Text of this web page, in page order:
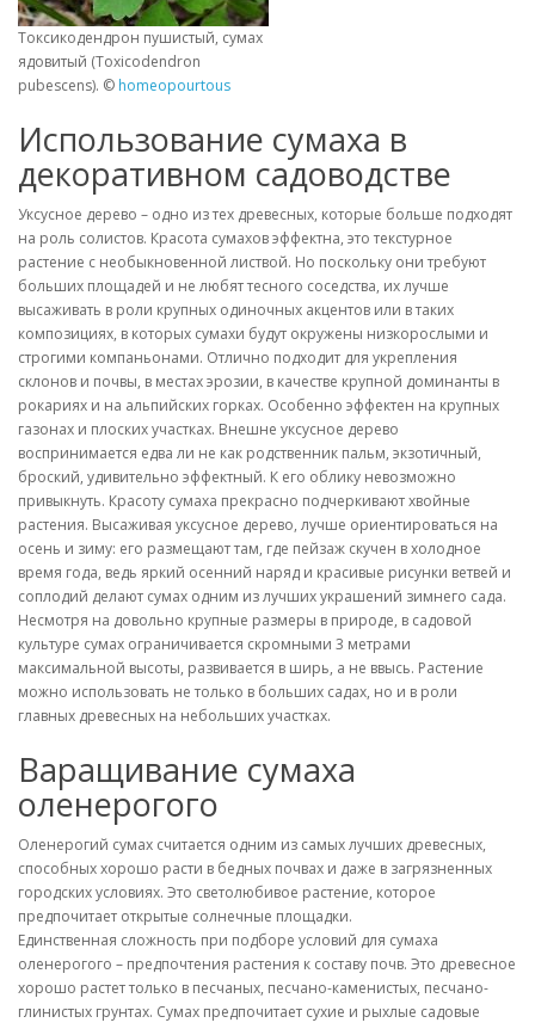
Токсикодендрон пушистый, сумах
ядовитый (Toxicodendron
pubescens). © homeopourtous
Использование сумаха в
декоративном садоводстве
Уксусное дерево – одно из тех древесных, которые больше подходят
на роль солистов. Красота сумахов эффектна, это текстурное
растение с необыкновенной листвой. Но поскольку они требуют
больших площадей и не любят тесного соседства, их лучше
высаживать в роли крупных одиночных акцентов или в таких
композициях, в которых сумахи будут окружены низкорослыми и
строгими компаньонами. Отлично подходит для укрепления
склонов и почвы, в местах эрозии, в качестве крупной доминанты в
рокариях и на альпийских горках. Особенно эффектен на крупных
газонах и плоских участках. Внешне уксусное дерево
воспринимается едва ли не как родственник пальм, экзотичный,
броский, удивительно эффектный. К его облику невозможно
привыкнуть. Красоту сумаха прекрасно подчеркивают хвойные
растения. Высаживая уксусное дерево, лучше ориентироваться на
осень и зиму: его размещают там, где пейзаж скучен в холодное
время года, ведь яркий осенний наряд и красивые рисунки ветвей и
соплодий делают сумах одним из лучших украшений зимнего сада.
Несмотря на довольно крупные размеры в природе, в садовой
культуре сумах ограничивается скромными 3 метрами
максимальной высоты, развивается в ширь, а не ввысь. Растение
можно использовать не только в больших садах, но и в роли
главных древесных на небольших участках.
Варащивание сумаха
оленерогого
Оленерогий сумах считается одним из самых лучших древесных,
способных хорошо расти в бедных почвах и даже в загрязненных
городских условиях. Это светолюбивое растение, которое
предпочитает открытые солнечные площадки.
Единственная сложность при подборе условий для сумаха
оленерогого – предпочтения растения к составу почв. Это древесное
хорошо растет только в песчаных, песчано-каменистых, песчано-
глинистых грунтах. Сумах предпочитает сухие и рыхлые садовые